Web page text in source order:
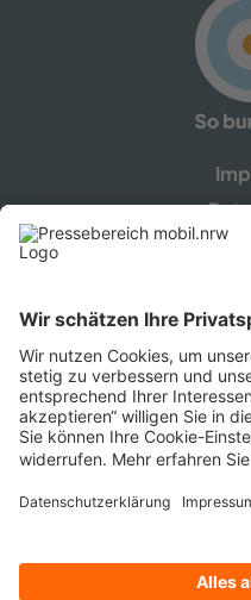
Cookie-​​
mobil.nrw ist eine
nis­te­ri­ums für Um­welt,
sowie der